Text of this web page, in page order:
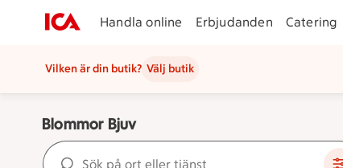
Handla online Erbjudanden Catering
Vilken är din butik? Välj butik
Blommor Bjuv
Sök på ort eller tjänst